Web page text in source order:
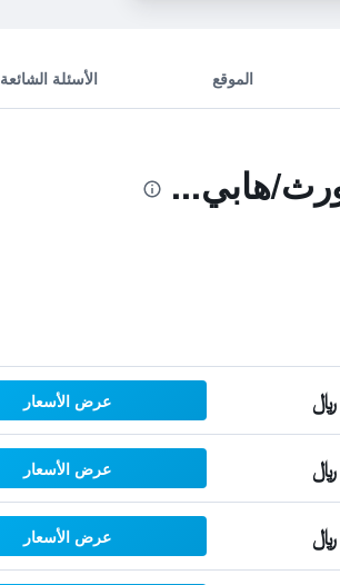
الموقع الأسئلة الشائعة
هابي...
عرض الأسعار
عرض الأسعار
عرض الأسعار